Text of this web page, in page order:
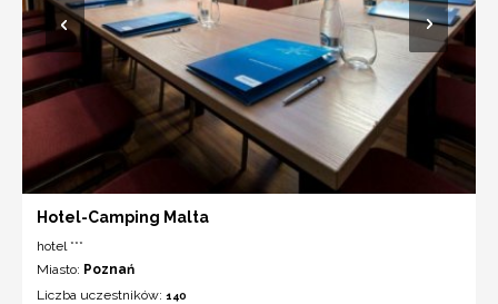
Hotel-Camping Malta
hotel ***
Miasto: Poznań
Liczba uczestników: 140